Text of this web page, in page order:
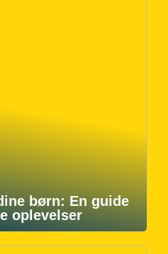
børn: En guide
oplevelser